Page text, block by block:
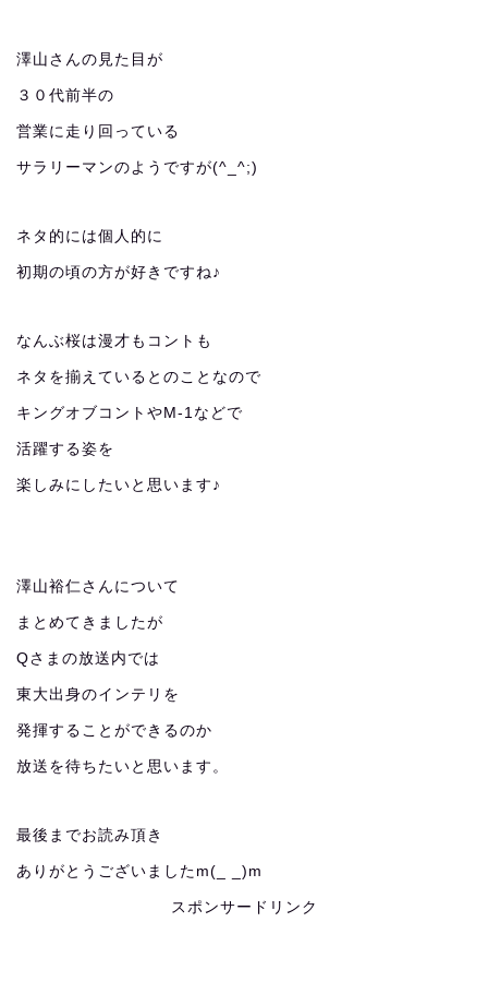
澤山さんの見た目が
３０代前半の
営業に走り回っている
サラリーマンのようですが(^_^;)
ネタ的には個人的に
初期の頃の方が好きですね♪
なんぶ桜は漫才もコントも
ネタを揃えているとのことなので
キングオブコントやM-1などで
活躍する姿を
楽しみにしたいと思います♪
澤山裕仁さんについて
まとめてきましたが
Qさまの放送内では
東大出身のインテリを
発揮することができるのか
放送を待ちたいと思います。
最後までお読み頂き
ありがとうございましたm(_ _)m
スポンサードリンク